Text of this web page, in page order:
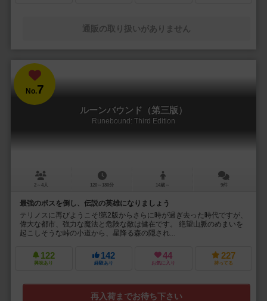
通販の取り扱いがありません
No.7
ルーンバウンド（第三版）
Runebound: Third Edition
2～4人 120～180分 14歳～ 9件
最強のボスを倒し、伝説の英雄になりましょう
テリノスに再びようこそ!第2版からさらに時が過ぎ去った時代ですが、
偉大な都市、強力な魔法と危険な敵は健在です。 絶望山脈のめまいを
起こしそうな峠の小道から、星降る森の隠され...
122
興味あり
142
経験あり
44
お気に入り
227
持ってる
再入荷までお待ち下さい